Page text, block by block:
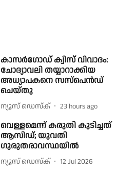
കാസർഗോഡ് ക്വിസ് വിവാദം:
ചോദ്യാവലി തയ്യാറാക്കിയ
അധ്യാപകനെ സസ്പെൻഡ്
ചെയ്തു
ന്യൂസ് ഡെസ്ക് 23 hours ago
വെള്ളമെന്ന് കരുതി കുടിച്ചത്
ആസിഡ്; യുവതി
ഗുരുതരാവസ്ഥയില്‍
ന്യൂസ് ഡെസ്ക് 12 Jul 2026